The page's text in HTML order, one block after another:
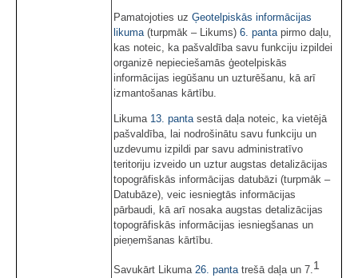
Pamatojoties uz Ģeotelpiskās informācijas
likuma (turpmāk – Likums) 6. panta pirmo daļu,
kas noteic, ka pašvaldība savu funkciju izpildei
organizē nepieciešamās ģeotelpiskās
informācijas iegūšanu un uzturēšanu, kā arī
izmantošanas kārtību.
Likuma 13. panta sestā daļa noteic, ka vietējā
pašvaldība, lai nodrošinātu savu funkciju un
uzdevumu izpildi par savu administratīvo
teritoriju izveido un uztur augstas detalizācijas
topogrāfiskās informācijas datubāzi (turpmāk –
Datubāze), veic iesniegtās informācijas
pārbaudi, kā arī nosaka augstas detalizācijas
topogrāfiskās informācijas iesniegšanas un
pieņemšanas kārtību.
Savukārt Likuma 26. pantatrešā daļa un 7.1